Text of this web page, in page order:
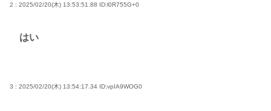
2 : 2025/02/20(木) 13:53:51.88 ID:l0R755G+0
はい
3 : 2025/02/20(木) 13:54:17.34 ID:vpIA9WOG0